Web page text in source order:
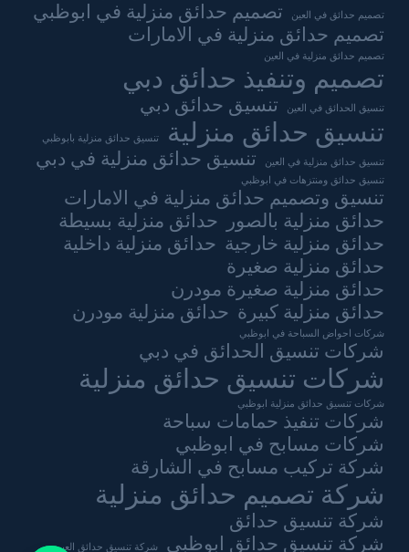
تصميم حدائق في العين
تصميم حدائق منزلية في ابوظبي
تصميم حدائق منزلية في الامارات
تصميم حدائق منزلية في العين
تصميم وتنفيذ حدائق دبي
تنسيق الحدائق في العين تنسيق حدائق دبي
تنسيق حدائق منزلية تنسيق حدائق منزلية بابوظبي
تنسيق حدائق منزلية في العين تنسيق حدائق منزلية في دبي
تنسيق حدائق ومنتزهات في ابوظبي
تنسيق وتصميم حدائق منزلية في الامارات
حدائق منزلية بالصور
حدائق منزلية بسيطة
حدائق منزلية خارجية حدائق منزلية داخلية
حدائق منزلية صغيرة
حدائق منزلية صغيرة مودرن
حدائق منزلية كبيرة حدائق منزلية مودرن
شركات احواض السباحة في ابوظبي
شركات تنسيق الحدائق في دبي
شركات تنسيق حدائق منزلية
شركات تنسيق حدائق منزلية ابوظبي
شركات تنفيذ حمامات سباحة
شركات مسابح في ابوظبي
شركة تركيب مسابح في الشارقة
شركة تصميم حدائق منزلية
شركة تنسيق حدائق
شركة تنسيق حدائق ابوظبي
شركة تنسيق حدائق العين